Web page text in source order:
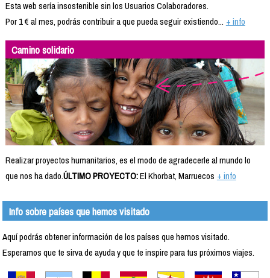
Esta web sería insostenible sin los Usuarios Colaboradores.
Por 1 € al mes, podrás contribuir a que pueda seguir existiendo... + info
Camino solidario
Realizar proyectos humanitarios, es el modo de agradecerle al mundo lo
que nos ha dado.ÚLTIMO PROYECTO:El Khorbat, Marruecos + info
Info sobre países que hemos visitado
Aquí podrás obtener información de los países que hemos visitado.
Esperamos que te sirva de ayuda y que te inspire para tus próximos viajes.